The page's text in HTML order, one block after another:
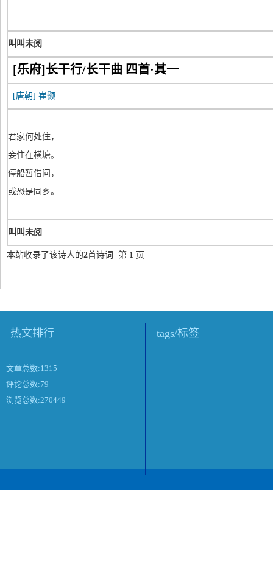
叫叫未阅
[乐府]长干行/长干曲 四首·其一
[唐朝] 崔颢
君家何处住，
妾住在横塘。
停船暂借问，
或恐是同乡。
叫叫未阅
本站收录了该诗人的2首诗词 第 1 页
热文排行
文章总数:1315
评论总数:79
浏览总数:270449
tags/标签